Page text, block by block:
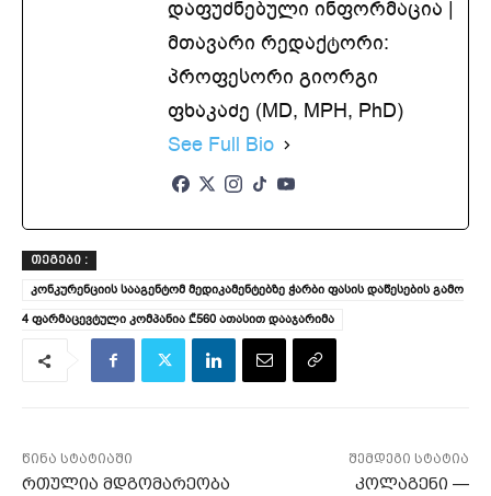
დაფუძნებული ინფორმაცია |
მთავარი რედაქტორი:
პროფესორი გიორგი
ფხაკაძე (MD, MPH, PhD)
See Full Bio
ᲗᲔᲒᲔᲑᲘ :
კონკურენციის სააგენტომ მედიკამენტებზე ჭარბი ფასის დაწესების გამო
4 ფარმაცევტული კომპანია ₾560 ათასით დააჯარიმა
წინა სტატიაში
რთულია მდგომარეობა
შემდეგი სტატია
კოლაგენი —